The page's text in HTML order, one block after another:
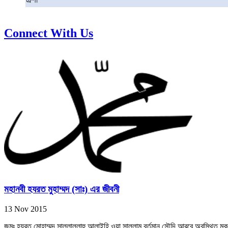
Connect With Us
মহানবী হযরত মুহাম্মদ (সাঃ) এর জীবনী
13 Nov 2015